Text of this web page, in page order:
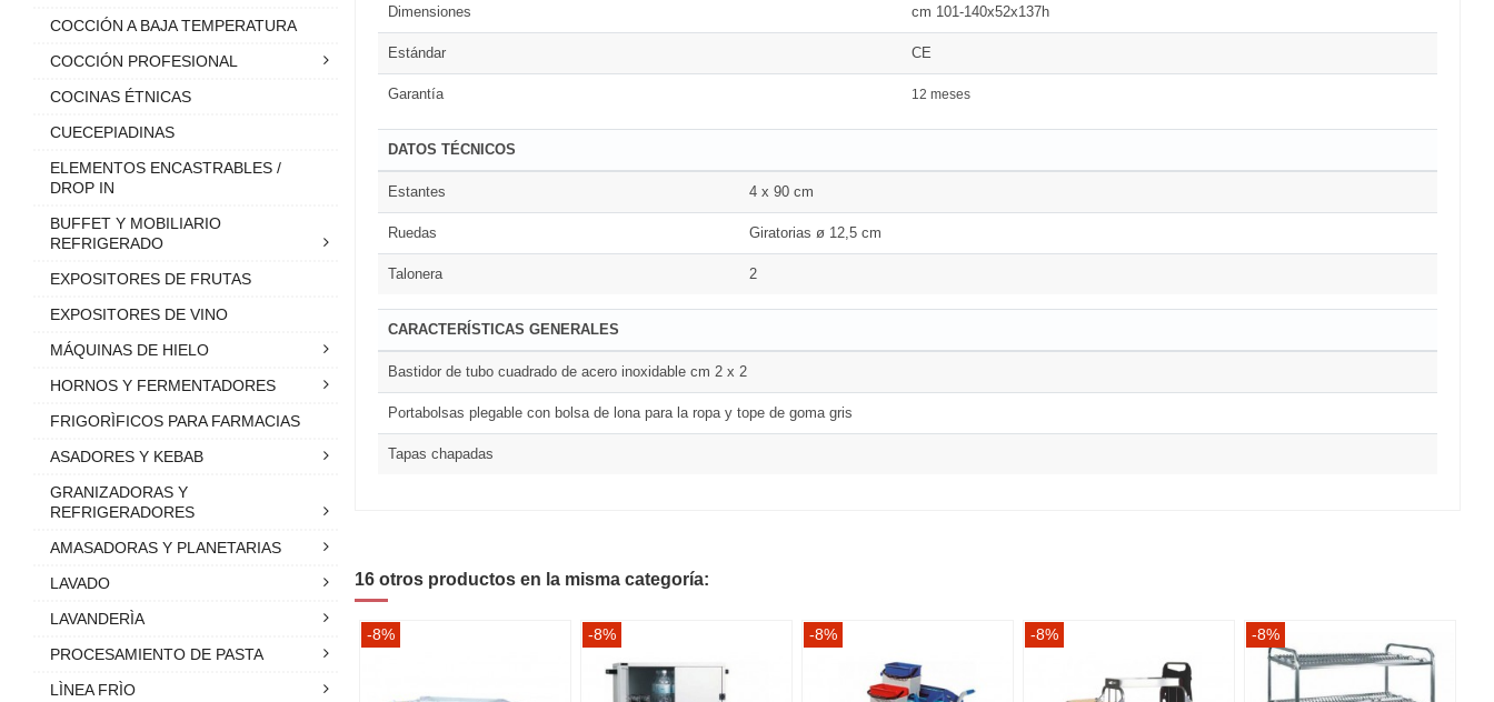
Dimensiones cm 101-140x52x137h
Estándar CE
Garantía 12 meses
DATOS TÉCNICOS
Estantes 4 x 90 cm
Ruedas Giratorias ø 12,5 cm
Talonera 2
CARACTERÍSTICAS GENERALES
Bastidor de tubo cuadrado de acero inoxidable cm 2 x 2
Portabolsas plegable con bolsa de lona para la ropa y tope de goma gris
Tapas chapadas
16 otros productos en la misma categoría:
-8% -8% -8% -8% -8%
COCCIÓN A BAJA TEMPERATURA
COCCIÓN PROFESIONAL
COCINAS ÉTNICAS
CUECEPIADINAS
ELEMENTOS ENCASTRABLES /
DROP IN
BUFFET Y MOBILIARIO
REFRIGERADO
EXPOSITORES DE FRUTAS
EXPOSITORES DE VINO
MÁQUINAS DE HIELO
HORNOS Y FERMENTADORES
FRIGORÌFICOS PARA FARMACIAS
ASADORES Y KEBAB
GRANIZADORAS Y
REFRIGERADORES
AMASADORAS Y PLANETARIAS
LAVADO
LAVANDERÌA
PROCESAMIENTO DE PASTA
LÌNEA FRÌO